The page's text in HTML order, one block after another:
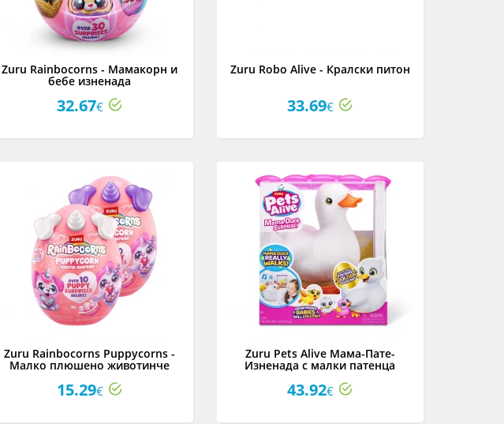
Zuru Rainbocorns - Мамакорн и
бебе изненада
32.67€
Zuru Robo Alive - Кралски питон
33.69€
Zuru Rainbocorns Puppycorns -
Малко плюшено животинче
15.29€
Zuru Pets Alive Мама-Патe-
Изненада с малки патенца
43.92€